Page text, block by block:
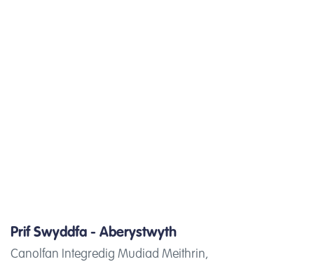
Prif Swyddfa - Aberystwyth
Canolfan Integredig Mudiad Meithrin,